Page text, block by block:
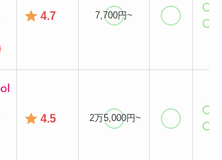
4.7 7,700円~
4.5 2万5,000円~